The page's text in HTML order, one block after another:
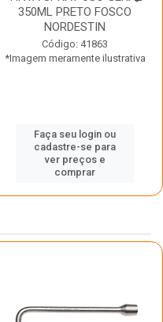
350ML PRETO FOSCO
NORDESTIN
Código: 41863
*Imagem meramente ilustrativa
Faça seu login ou
cadastre-se para
ver preços e
comprar